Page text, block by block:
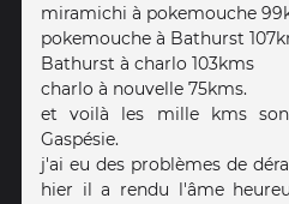
miramichi à pokemouche
pokemouche à Bathurst
Bathurst à charlo 103kms
charlo à nouvelle 75kms.
et voilà les mille kms
Gaspésie.
j'ai eu des problèmes de
hier il a rendu l'âme